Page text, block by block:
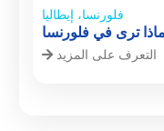
فلورنسا، إيطاليا
ماذا ترى في فلورنسا
التعرف على المزيد